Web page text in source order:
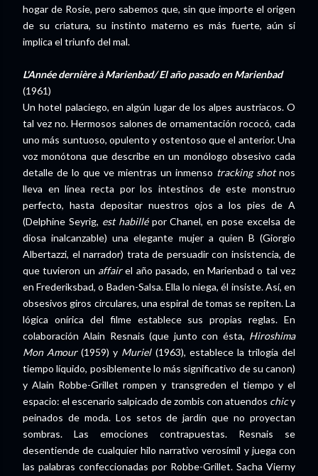
hogar de Rosie, pero sabemos que, sin que importe el origen
de su criatura, su instinto materno es más fuerte, aún si
implica el triunfo del mal.
L'Année dernière à Marienbad/ El año pasado en Marienbad
(1961)
Un hotel palaciego, en algún lugar de los alpes austriacos. O
tal vez no. Hermosos salones de ornamentación rococó, cada
uno más suntuoso, opulento y ostentoso que el anterior. Una
voz monótona que describe en un monólogo obsesivo cada
detalle de lo que ve mientras un inmenso tracking shotnos
lleva en línea recta por los intestinos de este monstruo
perfecto, hasta depositar nuestros ojos a los pies de A
(Delphine Seyrig, est habillépor Chanel, en pose excelsa de
diosa inalcanzable) una elegante mujer a quien B (Giorgio
Albertazzi, el narrador) trata de persuadir con insistencia, de
que tuvieron un affairel año pasado, en Marienbad o tal vez
en Frederiksbad, o Baden-Salsa. Ella lo niega, él insiste. Así, en
obsesivos giros circulares, una espiral de tomas se repiten. La
lógica onírica del filme establece sus propias reglas. En
colaboración Alain Resnais (que junto con ésta, Hiroshima
Mon Amour(1959) y Muriel(1963), establece la trilogía del
tiempo líquido, posiblemente lo más significativo de su canon)
y Alain Robbe-Grillet rompen y transgreden el tiempo y el
espacio: el escenario salpicado de zombis con atuendos chicy
peinados de moda. Los setos de jardín que no proyectan
sombras. Las emociones contrapuestas. Resnais se
desentiende de cualquier hilo narrativo verosímil y juega con
las palabras confeccionadas por Robbe-Grillet. Sacha Vierny